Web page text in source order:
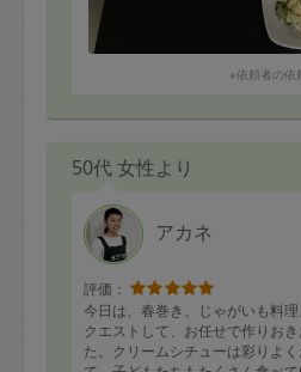
※依頼者の依
50代 女性より
アカネ
評価：
今日は、春巻き、じゃがいも料
クエストして、お任せで作りお
た。クリームシチューは彩りよ